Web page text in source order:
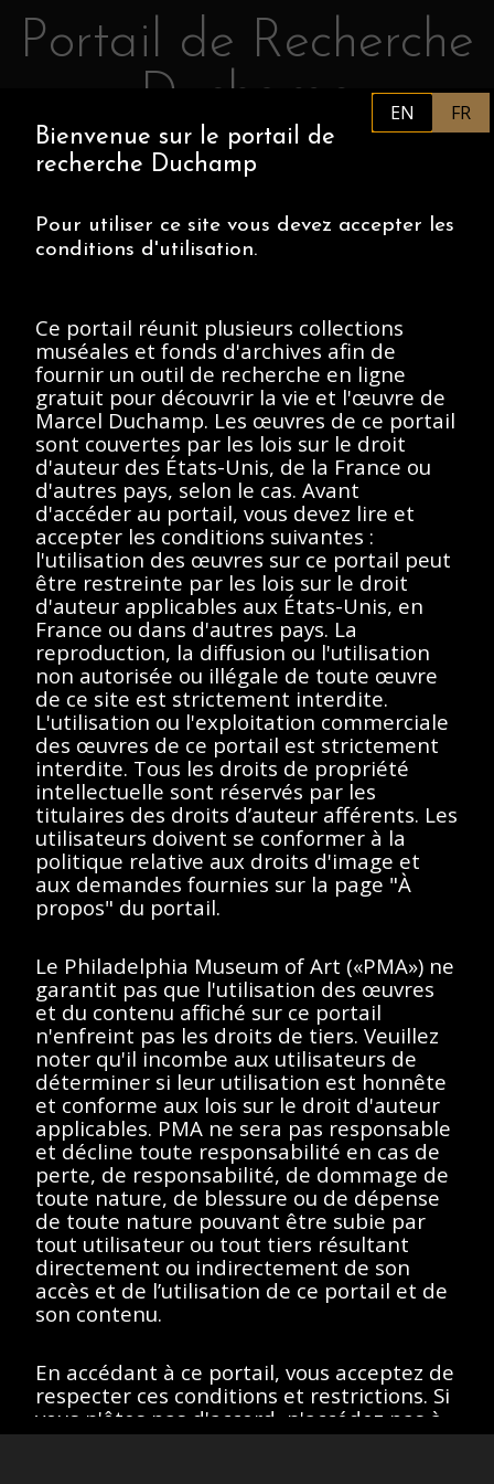
Retourner au contenu principal
Portail de Recherche
Duchamp
PHILADELPHIA MUSEUM OF
ART
Archives Marcel
Duchamp, 1912-
Present
Contenus Description
< Toutes les séries
Lucie Duchamp
Afficher éléments <<<
Aucun résultat
trouvé.
Veuillez essayer de
supprimer les filtres ou
essayez un autre terme
de recherche.
Afficher éléments << < >>>
Toutes les œuvres de ce site sont protégées par les lois sur
le droit d'auteur des États-Unis, de la France ou d'autres
pays, selon le cas, ou peuvent comporter certaines
restrictions quant à leur utilisation respective. L’ensemble des
conformer à la politique relative aux droits d'image et aux
demandes fournies sur la page "À propos" du portail.
Site version : 1.0
EN FR
Bienvenue sur le portail de
recherche Duchamp
Pour utiliser ce site vous devez accepter les
conditions d'utilisation.
Ce portail réunit plusieurs collections
muséales et fonds d'archives afin de
fournir un outil de recherche en ligne
gratuit pour découvrir la vie et l'œuvre de
Marcel Duchamp. Les œuvres de ce portail
sont couvertes par les lois sur le droit
d'auteur des États-Unis, de la France ou
d'autres pays, selon le cas. Avant
d'accéder au portail, vous devez lire et
accepter les conditions suivantes :
l'utilisation des œuvres sur ce portail peut
être restreinte par les lois sur le droit
d'auteur applicables aux États-Unis, en
France ou dans d'autres pays. La
reproduction, la diffusion ou l'utilisation
non autorisée ou illégale de toute œuvre
de ce site est strictement interdite.
L'utilisation ou l'exploitation commerciale
des œuvres de ce portail est strictement
interdite. Tous les droits de propriété
intellectuelle sont réservés par les
titulaires des droits d’auteur afférents. Les
utilisateurs doivent se conformer à la
politique relative aux droits d'image et
aux demandes fournies sur la page "À
propos" du portail.
Le Philadelphia Museum of Art («PMA») ne
garantit pas que l'utilisation des œuvres
et du contenu affiché sur ce portail
n'enfreint pas les droits de tiers. Veuillez
noter qu'il incombe aux utilisateurs de
déterminer si leur utilisation est honnête
et conforme aux lois sur le droit d'auteur
applicables. PMA ne sera pas responsable
et décline toute responsabilité en cas de
perte, de responsabilité, de dommage de
toute nature, de blessure ou de dépense
de toute nature pouvant être subie par
tout utilisateur ou tout tiers résultant
directement ou indirectement de son
accès et de l’utilisation de ce portail et de
son contenu.
En accédant à ce portail, vous acceptez de
respecter ces conditions et restrictions. Si
vous n'êtes pas d'accord, n'accédez pas à
ce portail.